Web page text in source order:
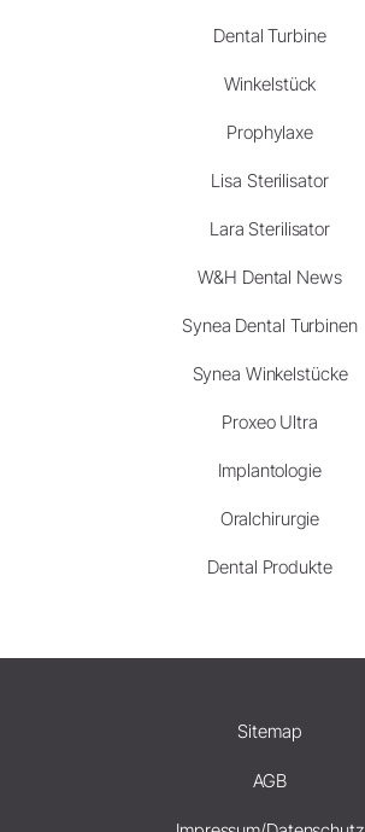
Dental Turbine
Winkelstück
Prophylaxe
Lisa Sterilisator
Lara Sterilisator
W&H Dental News
Synea Dental Turbinen
Synea Winkelstücke
Proxeo Ultra
Implantologie
Oralchirurgie
Dental Produkte
Sitemap
AGB